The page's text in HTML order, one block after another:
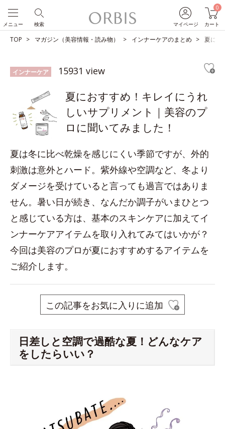
マイページ
0
カート
検索
メニュー
TOP マガジン（美容情報・読み物） インナーケアのまとめ 夏にお
インナーケア 15931 view
夏におすすめ！キレイにうれ
しいサプリメント｜美容のプ
ロに聞いてみました！
夏は冬に比べ乾燥を感じにくい季節ですが、外的
刺激は意外とハード。紫外線や空調など、冬より
ダメージを受けていると言っても過言ではありま
せん。暑い日が続き、なんだか調子がいまひとつ
と感じている方は、基本のスキンケアに加えてイ
ンナーケアアイテムを取り入れてみてはいかが？
今回は美容のプロが夏におすすめするアイテムを
ご紹介します。
この記事をお気に入りに追加
日差しと空調で過酷な夏！どんなケア
をしたらいい？